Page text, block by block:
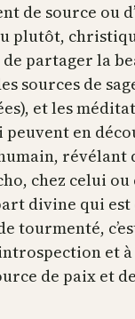
de source ou
plutôt,
partager la
sources de
et les
en
révélant
chez celui
divine qui est
tourmenté,
et à
de paix et